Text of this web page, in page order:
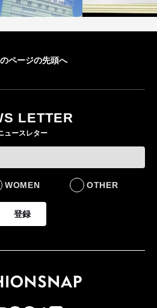
BUSINESS
ページの先頭へ
LETTER
ュースレター
WOMEN OTHER
登録